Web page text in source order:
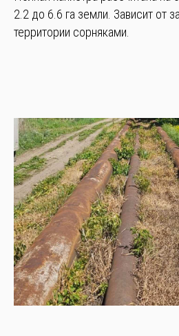
2.2 до 6.6 га земли. Зависит от
территории сорняками.